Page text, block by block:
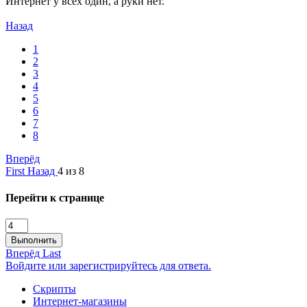
Назад
1
2
3
4
5
6
7
8
Вперёд
First Назад 4 из 8
Перейти к странице
Выполнить
Вперёд Last
Войдите или зарегистрируйтесь для ответа.
Скрипты
Интернет-магазины